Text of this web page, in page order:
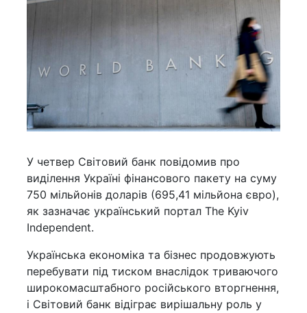
У четвер Світовий банк повідомив про
виділення Україні фінансового пакету на суму
750 мільйонів доларів (695,41 мільйона євро),
як зазначає український портал The Kyiv
Independent.
Українська економіка та бізнес продовжують
перебувати під тиском внаслідок триваючого
широкомасштабного російського вторгнення,
і Світовий банк відіграє вирішальну роль у